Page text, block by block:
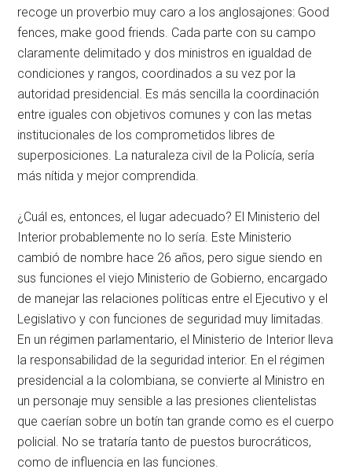
recoge un proverbio muy caro a los anglosajones: Good
fences, make good friends. Cada parte con su campo
claramente delimitado y dos ministros en igualdad de
condiciones y rangos, coordinados a su vez por la
autoridad presidencial. Es más sencilla la coordinación
entre iguales con objetivos comunes y con las metas
institucionales de los comprometidos libres de
superposiciones. La naturaleza civil de la Policía, sería
más nítida y mejor comprendida.
¿Cuál es, entonces, el lugar adecuado? El Ministerio del
Interior probablemente no lo sería. Este Ministerio
cambió de nombre hace 26 años, pero sigue siendo en
sus funciones el viejo Ministerio de Gobierno, encargado
de manejar las relaciones políticas entre el Ejecutivo y el
Legislativo y con funciones de seguridad muy limitadas.
En un régimen parlamentario, el Ministerio de Interior lleva
la responsabilidad de la seguridad interior. En el régimen
presidencial a la colombiana, se convierte al Ministro en
un personaje muy sensible a las presiones clientelistas
que caerían sobre un botín tan grande como es el cuerpo
policial. No se trataría tanto de puestos burocráticos,
como de influencia en las funciones.